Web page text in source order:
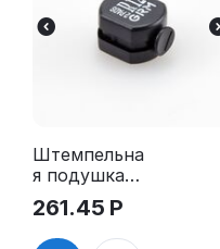
Штемпельна
я подушка
для GRM R12
2Pads
261.45 Р